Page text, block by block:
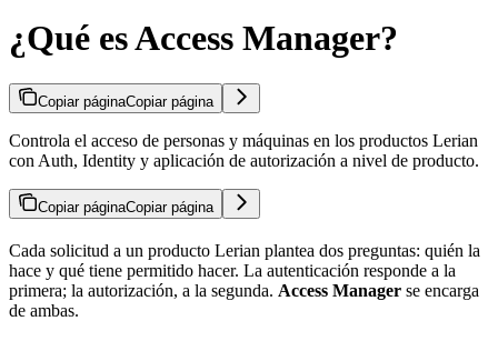
¿Qué es Access Manager?
Copiar páginaCopiar página
Controla el acceso de personas y máquinas en los productos Lerian
con Auth, Identity y aplicación de autorización a nivel de producto.
Copiar páginaCopiar página
Cada solicitud a un producto Lerian plantea dos preguntas: quién la
hace y qué tiene permitido hacer. La autenticación responde a la
primera; la autorización, a la segunda. Access Manager se encarga
de ambas.